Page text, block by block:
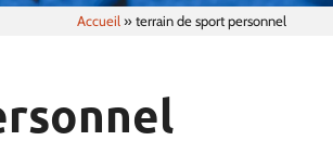
Accueil »terrain de sport personnel